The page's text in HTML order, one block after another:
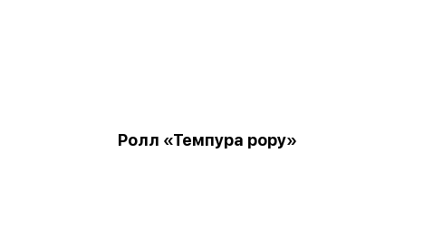
Ролл «Темпура рору»